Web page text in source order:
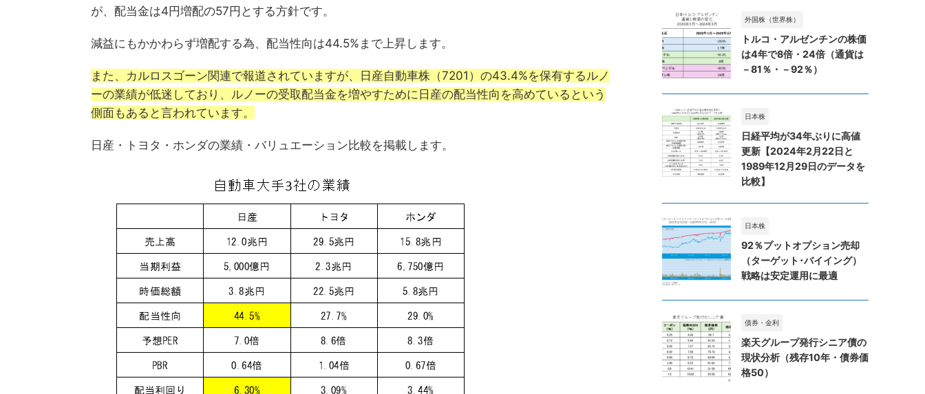
が、配当金は4円増配の57円とする方針です。
減益にもかかわらず増配する為、配当性向は44.5%まで上昇します。
また、カルロスゴーン関連で報道されていますが、日産自動車株（7201）の43.4%を保有するルノ
ーの業績が低迷しており、ルノーの受取配当金を増やすために日産の配当性向を高めているという
側面もあると言われています。
日産・トヨタ・ホンダの業績・バリュエーション比較を掲載します。
外国株（世界株）
トルコ・アルゼンチンの株価
は4年で8倍・24倍（通貨は
－81％・－92％）
日本株
日経平均が34年ぶりに高値
更新【2024年2月22日と
1989年12月29日のデータを
比較】
日本株
92％プットオプション売却
（ターゲット･バイイング）
戦略は安定運用に最適
債券・金利
楽天グループ発行シニア債の
現状分析（残存10年・債券価
格50）